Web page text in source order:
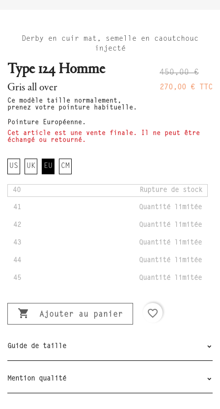
Derby en cuir mat, semelle en caoutchouc
injecté
450,00 €
270,00 € TTC
Type 124 Homme
Gris all over
Ce modèle taille normalement,
prenez votre pointure habituelle.
Pointure Européenne.
Cet article est une vente finale. Il ne peut être
échangé ou retourné.
US UK EU CM
40 Rupture de stock
41 Quantité limitée
42 Quantité limitée
43 Quantité limitée
44 Quantité limitée
45 Quantité limitée
 Ajouter au panier favorite_border
Guide de taille
Mention qualité